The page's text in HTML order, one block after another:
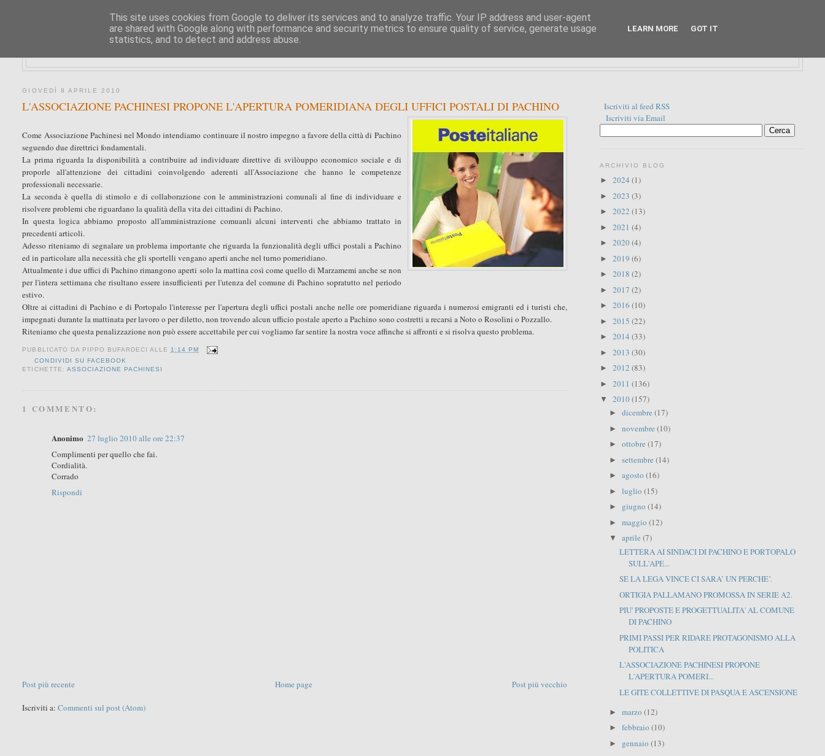
PIPPO BUFARDECI
GIOVEDÌ 8 APRILE 2010
L'ASSOCIAZIONE PACHINESI PROPONE L'APERTURA POMERIDIANA DEGLI UFFICI POSTALI DI PACHINO
Come Associazione Pachinesi nel Mondo intendiamo continuare il nostro impegno a favore della città di Pachino
seguendo due direttrici fondamentali.
La prima riguarda la disponibilità a contribuire ad individuare direttive di svilòuppo economico sociale e di
proporle all'attenzione dei cittadini coinvolgendo aderenti all'Associazione che hanno le competenze
professionali necessarie.
La seconda è quella di stimolo e di collaborazione con le amministrazioni comunali al fine di individuare e
risolvere problemi che riguardano la qualità della vita dei cittadini di Pachino.
In questa logica abbiamo proposto all'amministrazione comuanli alcuni interventi che abbiamo trattato in
precedenti articoli.
Adesso riteniamo di segnalare un problema importante che riguarda la funzionalità degli uffici postali a Pachino
ed in particolare alla necessità che gli sportelli vengano aperti anche nel turno pomeridiano.
Attualmente i due uffici di Pachino rimangono aperti solo la mattina così come quello di Marzamemi anche se non
per l'intera settimana che risultano essere insufficienti per l'utenza del comune di Pachino sopratutto nel periodo
estivo.
Oltre ai cittadini di Pachino e di Portopalo l'interesse per l'apertura degli uffici postali anche nelle ore pomeridiane riguarda i numerosi emigranti ed i turisti che,
impegnati durante la mattinata per lavoro o per diletto, non trovendo alcun ufficio postale aperto a Pachino sono costretti a recarsi a Noto o Rosolini o Pozzallo.
Riteniamo che questa penalizzazione non può essere accettabile per cui vogliamo far sentire la nostra voce affinche si affronti e si risolva questo problema.
PUBBLICATO DA PIPPO BUFARDECI ALLE 1:14 PM
CONDIVIDI SU FACEBOOK
ETICHETTE: ASSOCIAZIONE PACHINESI
1 COMMENTO:
Anonimo 27 luglio 2010 alle ore 22:37
Complimenti per quello che fai.
Cordialità.
Corrado
Rispondi
Post più recente Post più vecchio
Home page
Iscriviti a:Commenti sul post (Atom)
Iscriviti al feed RSS
Iscriviti via Email
ARCHIVIO BLOG
► 2024 (1)
► 2023 (3)
► 2022 (13)
► 2021 (4)
► 2020 (4)
► 2019 (6)
► 2018 (2)
► 2017 (2)
► 2016 (10)
► 2015 (22)
► 2014 (33)
► 2013 (30)
► 2012 (83)
► 2011 (136)
▼ 2010 (157)
►dicembre(17)
►novembre(10)
►ottobre(17)
►settembre(14)
►agosto(16)
►luglio(15)
► giugno(14)
►maggio(12)
▼aprile(7)
LETTERA AI SINDACI DI PACHINO E PORTOPALO
SULL'APE...
SE LA LEGA VINCE CI SARA’ UN PERCHE’.
ORTIGIA PALLAMANO PROMOSSA IN SERIE A2.
PIU' PROPOSTE E PROGETTUALITA' AL COMUNE
DI PACHINO
PRIMI PASSI PER RIDARE PROTAGONISMO ALLA
POLITICA
L'ASSOCIAZIONE PACHINESI PROPONE
L'APERTURA POMERI...
LE GITE COLLETTIVE DI PASQUA E ASCENSIONE
►marzo(12)
►febbraio(10)
► gennaio(13)
This site uses cookies from Google to deliver its services and to analyze traffic. Your IP address and user-agent
are shared with Google along with performance and security metrics to ensure quality of service, generate usage
statistics, and to detect and address abuse.
LEARN MORE GOT IT